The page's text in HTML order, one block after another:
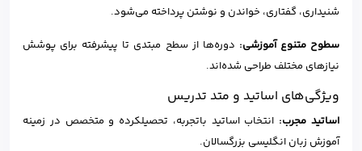
شنیداری، گفتاری، خواندن و نوشتن پرداخته می‌شود.
سطوح متنوع آموزشی: دوره‌ها از سطح مبتدی تا پیشرفته برای پوشش
نیازهای مختلف طراحی شده‌اند.
ویژگی‌های اساتید و متد تدریس
اساتید مجرب: انتخاب اساتید باتجربه، تحصیلکرده و متخصص در زمینه
آموزش زبان انگلیسی بزرگسالان.